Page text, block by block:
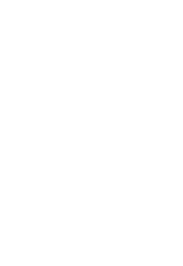
výtah
s malým klukem do 3.patra není nic
řekl na recepci o pavilon s výtahem, kdyby věděl,